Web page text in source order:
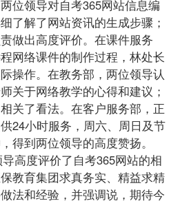
位领导对自考365网站信息编
了解了网站资讯的生成步骤；
做出高度评价。在课件服务
网络课件的制作过程，林处长
操作。在教务部，两位领导认
关于网络教学的心得和建议；
关了看法。在客户服务部，正
24小时服务，周六、周日及节
得到两位领导的高度赞扬。
高度评价了自考365网站的相
教育集团求真务实、精益求精
法和经验，并强调说，期待今